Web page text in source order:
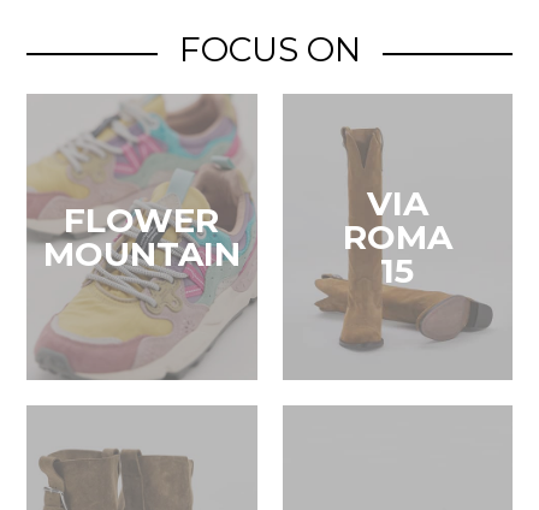
FOCUS ON
FLOWER
MOUNTAIN
VIA
ROMA
15